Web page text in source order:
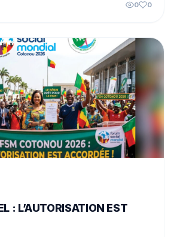
0 0
: L’AUTORISATION EST